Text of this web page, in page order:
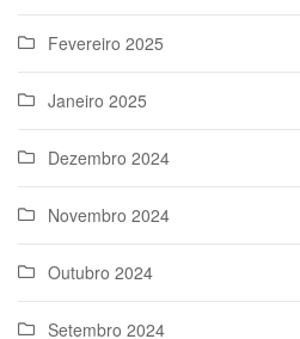
Fevereiro 2025
Janeiro 2025
Dezembro 2024
Novembro 2024
Outubro 2024
Setembro 2024